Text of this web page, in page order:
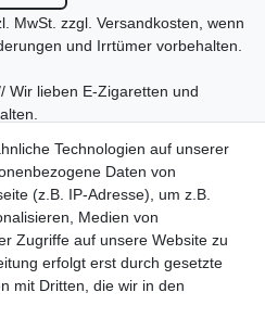
MwSt. zzgl. Versandkosten, wenn
und Irrtümer vorbehalten.
Wir lieben E-Zigaretten und
wir telefonisch wegen hoher
erreichbar sein sollten.
E-Mail mit Ihrer Telefonnummer
um Rückruf.
zurück.
Technologien auf unserer
Daten von
(z.B. IP-Adresse), um z.B.
Medien von
Zugriffe auf unsere Website zu
erfolgt erst durch gesetzte
mit Dritten, die wir in den